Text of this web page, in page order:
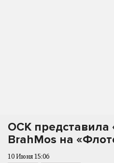
ОСК представила
BrahMos на
10 Июня 15:06